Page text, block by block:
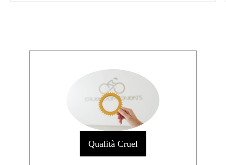
Qualità Cruel